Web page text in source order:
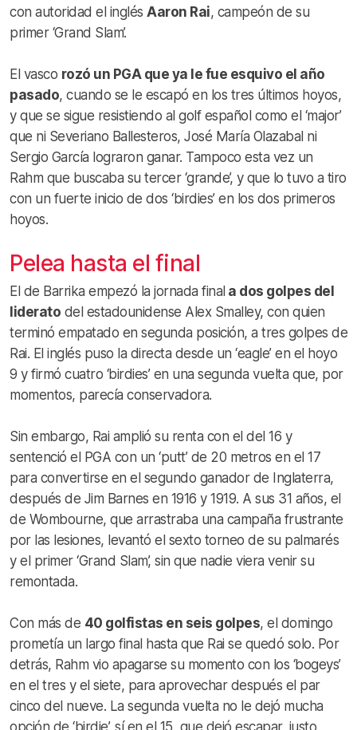
con autoridad el inglés Aaron Rai, campeón de su
primer ‘Grand Slam’.
El vasco rozó un PGA que ya le fue esquivo el año
pasado, cuando se le escapó en los tres últimos hoyos,
y que se sigue resistiendo al golf español como el ‘major’
que ni Severiano Ballesteros, José María Olazabal ni
Sergio García lograron ganar. Tampoco esta vez un
Rahm que buscaba su tercer ‘grande’, y que lo tuvo a tiro
con un fuerte inicio de dos ‘birdies’ en los dos primeros
hoyos.
Pelea hasta el final
El de Barrika empezó la jornada finala dos golpes del
liderato del estadounidense Alex Smalley, con quien
terminó empatado en segunda posición, a tres golpes de
Rai. El inglés puso la directa desde un ‘eagle’ en el hoyo
9 y firmó cuatro ‘birdies’ en una segunda vuelta que, por
momentos, parecía conservadora.
Sin embargo, Rai amplió su renta con el del 16 y
sentenció el PGA con un ‘putt’ de 20 metros en el 17
para convertirse en el segundo ganador de Inglaterra,
después de Jim Barnes en 1916 y 1919. A sus 31 años, el
de Wombourne, que arrastraba una campaña frustrante
por las lesiones, levantó el sexto torneo de su palmarés
y el primer ‘Grand Slam’, sin que nadie viera venir su
remontada.
Con más de 40 golfistas en seis golpes, el domingo
prometía un largo final hasta que Rai se quedó solo. Por
detrás, Rahm vio apagarse su momento con los ‘bogeys’
en el tres y el siete, para aprovechar después el par
cinco del nueve. La segunda vuelta no le dejó mucha
opción de ‘birdie’, sí en el 15, que dejó escapar, justo